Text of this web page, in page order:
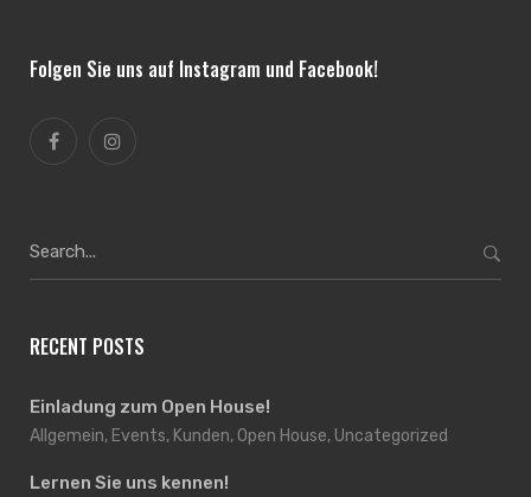
Folgen Sie uns auf Instagram und Facebook!
RECENT POSTS
Einladung zum Open House!
Allgemein, Events, Kunden, Open House, Uncategorized
Lernen Sie uns kennen!